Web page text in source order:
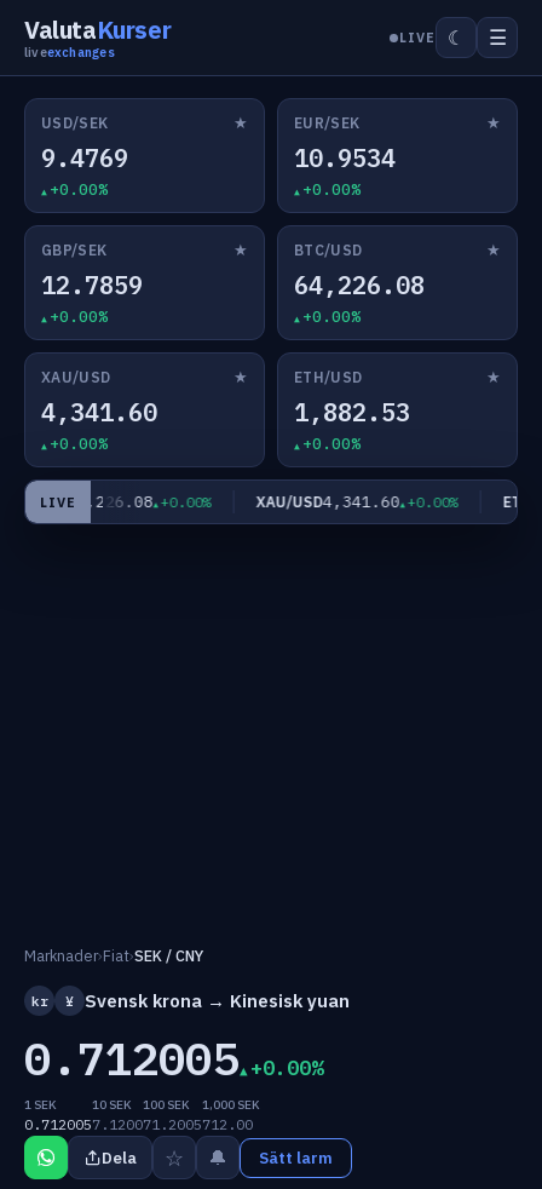
ValutaKurser
liveexchanges
LIVE ☾ ☰
USD/SEK ★
9.4769
+0.00%
EUR/SEK ★
10.9534
+0.00%
GBP/SEK ★
12.7859
+0.00%
BTC/USD ★
64,226.08
+0.00%
XAU/USD ★
4,341.60
+0.00%
ETH/USD ★
1,882.53
+0.00%
LIVE
USD64,226.08 +0.00% XAU/USD4,341.60 +0.00% ETH/
Marknader›Fiat›SEK / CNY
kr ¥ Svensk krona → Kinesisk yuan
0.712005 +0.00%
1 SEK
0.712005
10 SEK
7.1200
100 SEK
71.2005
1,000 SEK
712.00
Dela ☆ 🔔 Sätt larm